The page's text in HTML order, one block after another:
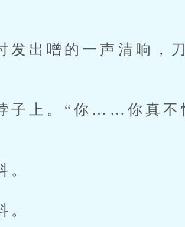
出噌的一声清响，
上。“你……你真不